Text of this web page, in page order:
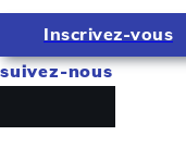
Inscrivez-vous
suivez-nous